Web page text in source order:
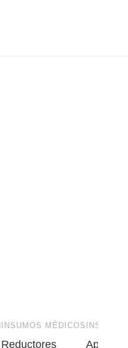
INSUMOS MÉDICOS
Reductores